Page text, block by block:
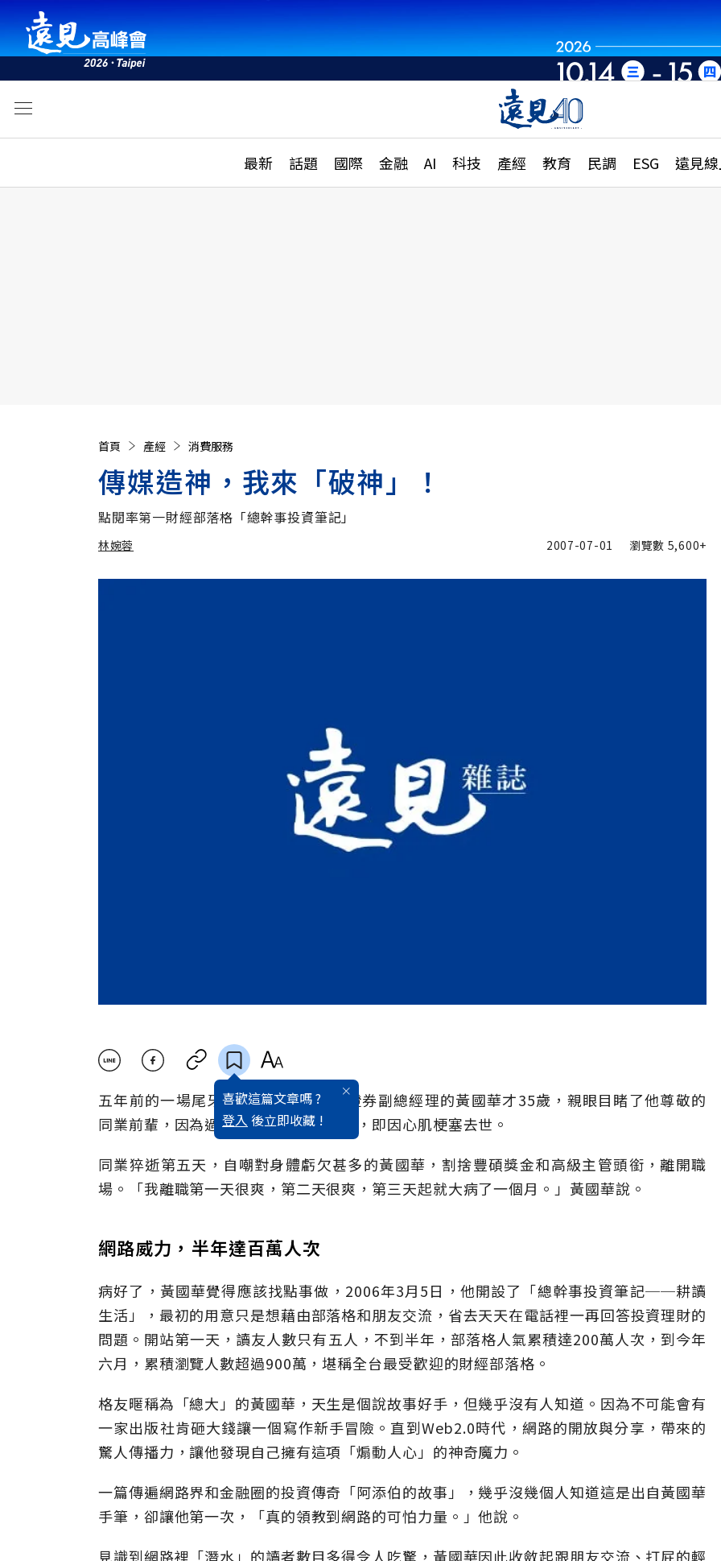
最新 話題 國際 金融 AI 科技 產經 教育 民調 ESG 遠見
活動
話題
國際
特輯
大學升學、職涯攻略
縣市施政調查全解析
首頁 產經 消費服務
傳媒造神，我來「破神」！
點閱率第一財經部落格「總幹事投資筆記」
林婉蓉 2007-07-01 瀏覽數 5,600+
喜歡這篇文章嗎 ?
登入 後立即收藏 !
五年前的一場尾牙宴，當時擔任大眾證券副總經理的黃國華才35歲，親眼目睹了他尊敬的
同業前輩，因為過勞而當場倒下，隔天，即因心肌梗塞去世。
同業猝逝第五天，自嘲對身體虧欠甚多的黃國華，割捨豐碩獎金和高級主管頭銜，離開職
場。「我離職第一天很爽，第二天很爽，第三天起就大病了一個月。」黃國華說。
網路威力，半年達百萬人次
病好了，黃國華覺得應該找點事做，2006年3月5日，他開設了「總幹事投資筆記──耕讀
生活」，最初的用意只是想藉由部落格和朋友交流，省去天天在電話裡一再回答投資理財的
問題。開站第一天，讀友人數只有五人，不到半年，部落格人氣累積達200萬人次，到今年
六月，累積瀏覽人數超過900萬，堪稱全台最受歡迎的財經部落格。
格友暱稱為「總大」的黃國華，天生是個說故事好手，但幾乎沒有人知道。因為不可能會有
一家出版社肯砸大錢讓一個寫作新手冒險。直到Web2.0時代，網路的開放與分享，帶來的
驚人傳播力，讓他發現自己擁有這項「煽動人心」的神奇魔力。
一篇傳遍網路界和金融圈的投資傳奇「阿添伯的故事」，幾乎沒幾個人知道這是出自黃國華
手筆，卻讓他第一次，「真的領教到網路的可怕力量。」他說。
見識到網路裡「潛水」的讀者數目多得令人吃驚，黃國華因此收斂起跟朋友交流、打屁的輕